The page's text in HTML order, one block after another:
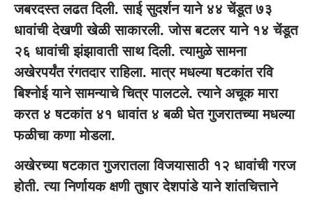
जबरदस्त लढत दिली. साई सुदर्शन याने ४४ चेंडूत ७३
धावांची देखणी खेळी साकारली. जोस बटलर याने १४ चेंडूत
२६ धावांची झंझावाती साथ दिली. त्यामुळे सामना
अखेरपर्यंत रंगतदार राहिला. मात्र मधल्या षटकांत रवि
बिश्नोई याने सामन्याचे चित्र पालटले. त्याने अचूक मारा
करत ४ षटकांत ४१ धावांत ४ बळी घेत गुजरातच्या मधल्या
फळीचा कणा मोडला.
अखेरच्या षटकात गुजरातला विजयासाठी १२ धावांची गरज
होती. त्या निर्णायक क्षणी तुषार देशपांडे याने शांतचित्ताने